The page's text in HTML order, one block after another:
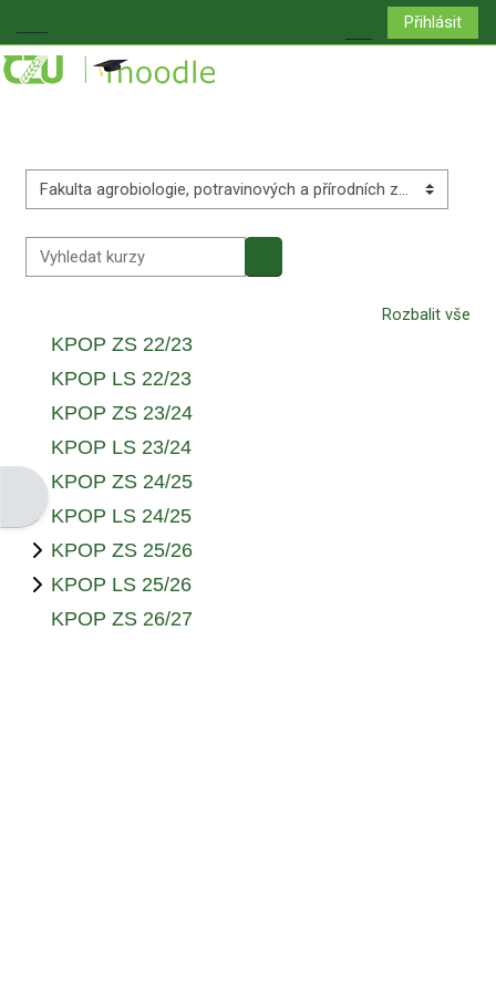
Boční panel
Přepnout
Přihlásit
Kategorie kurzů
Vyhledat kurzy
Vyhledat kurzy
Rozbalit vše
KPOP ZS 22/23
KPOP LS 22/23
KPOP ZS 23/24
KPOP LS 23/24
KPOP ZS 24/25
KPOP LS 24/25
KPOP ZS 25/26
KPOP LS 25/26
KPOP ZS 26/27